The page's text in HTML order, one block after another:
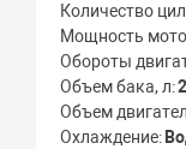
Количество
Мощность
Обороты
Объем бака, л
Объем
Охлаждение